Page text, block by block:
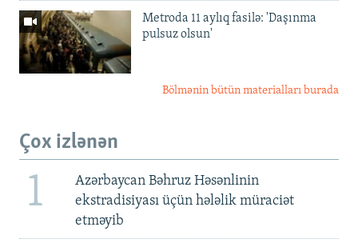
Metroda 11 aylıq fasilə: 'Daşınma
pulsuz olsun'
Bölmənin bütün materialları burada
Çox izlənən
1
Azərbaycan Bəhruz Həsənlinin
ekstradisiyası üçün hələlik müraciət
etməyib